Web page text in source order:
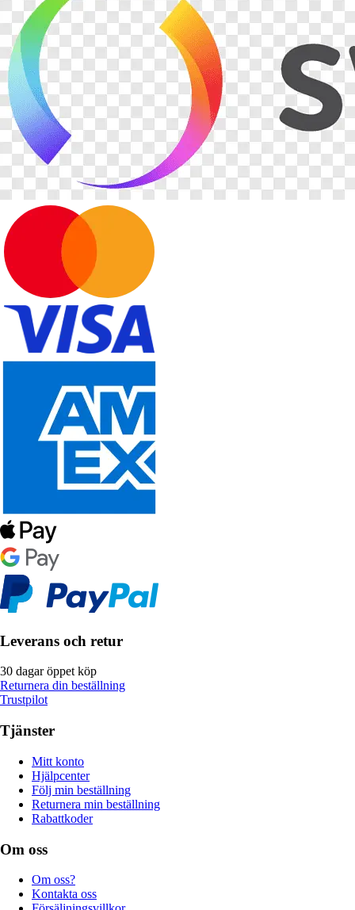
Leverans och retur
30 dagar öppet köp
Returnera din beställning
Trustpilot
Tjänster
Mitt konto
Hjälpcenter
Följ min beställning
Returnera min beställning
Rabattkoder
Om oss
Om oss?
Kontakta oss